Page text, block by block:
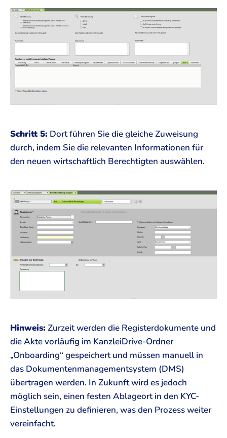
Schritt 5: Dort führen Sie die gleiche Zuweisung
durch, indem Sie die relevanten Informationen für
den neuen wirtschaftlich Berechtigten auswählen.
Hinweis: Zurzeit werden die Registerdokumente und
die Akte vorläufig im KanzleiDrive-Ordner
„Onboarding“ gespeichert und müssen manuell in
das Dokumentenmanagementsystem (DMS)
übertragen werden. In Zukunft wird es jedoch
möglich sein, einen festen Ablageort in den KYC-
Einstellungen zu definieren, was den Prozess weiter
vereinfacht.